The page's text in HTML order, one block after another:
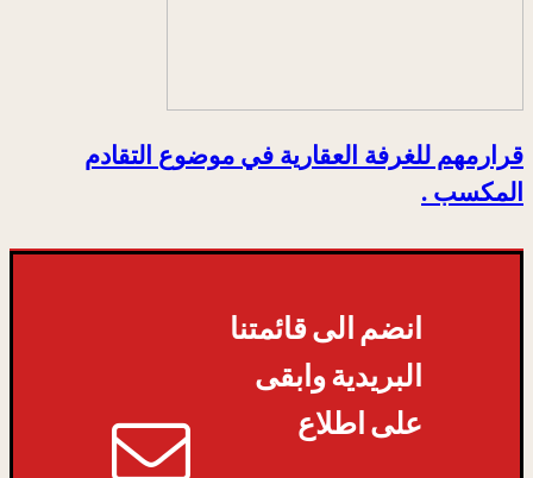
قرارمهم للغرفة العقارية في موضوع التقادم
المكسب .
انضم الى قائمتنا
البريدية وابقى
على اطلاع